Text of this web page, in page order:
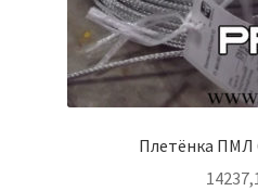
Плетёнка ПМЛ